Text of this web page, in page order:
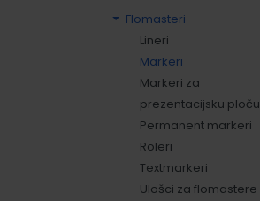
Flomasteri
Lineri
Markeri
Markeri za
prezentacijsku ploču
Permanent markeri
Roleri
Textmarkeri
Ulošci za flomastere